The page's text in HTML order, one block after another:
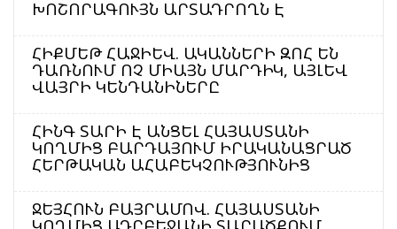
ԽՈՇՈՐԱԳՈՒՅՆ ԱՐՏԱԴՐՈՂՆ Է
ՀԻՔՄԵԹ ՀԱՋԻԵՎ. ԱԿԱՆՆԵՐԻ ԶՈՀ ԵՆ
ԴԱՌՆՈՒՄ ՈՉ ՄԻԱՅՆ ՄԱՐԴԻԿ, ԱՅԼԵՎ
ՎԱՅՐԻ ԿԵՆԴԱՆԻՆԵՐԸ
ՀԻՆԳ ՏԱՐԻ Է ԱՆՑԵԼ ՀԱՅԱՍՏԱՆԻ
ԿՈՂՄԻՑ ԲԱՐԴԱՅՈՒՄ ԻՐԱԿԱՆԱՑՐԱԾ
ՀԵՐԹԱԿԱՆ ԱՀԱԲԵԿՉՈՒԹՅՈՒՆԻՑ
ՋԵՅՀՈՒՆ ԲԱՅՐԱՄՈՎ. ՀԱՅԱՍՏԱՆԻ